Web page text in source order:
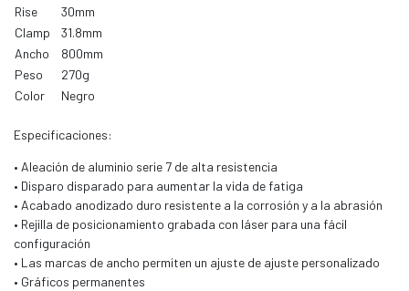
Rise
30mm
Clamp
31.8mm
Ancho
800mm
Peso
270g
Color
Negro
Especificaciones:
• Aleación de aluminio serie 7 de alta resistencia
• Disparo disparado para aumentar la vida de fatiga
• Acabado anodizado duro resistente a la corrosión y a la abrasión
• Rejilla de posicionamiento grabada con láser para una fácil
configuración
• Las marcas de ancho permiten un ajuste de ajuste personalizado
• Gráficos permanentes